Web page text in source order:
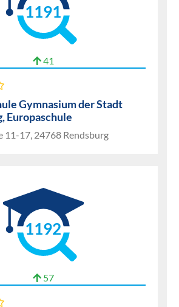
1191
41
Gymnasium der Stadt
Europaschule
11-17, 24768 Rendsburg
1192
57